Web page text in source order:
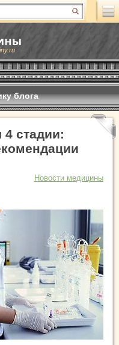
блога
стадии:
Новости медицины